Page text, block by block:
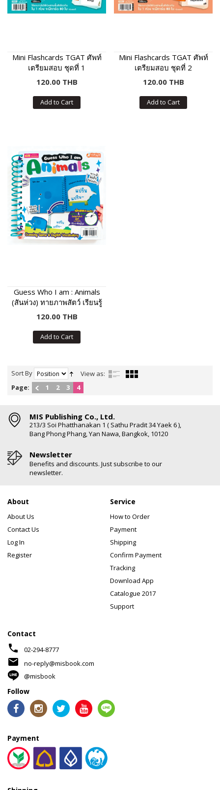
Mini Flashcards TGAT ศัพท์
เตรียมสอบ ชุดที่ 1
120.00 THB
Add to Cart
Mini Flashcards TGAT ศัพท์
เตรียมสอบ ชุดที่ 2
120.00 THB
Add to Cart
Guess Who I am : Animals
(สันห่วง) ทายภาพสัตว์ เรียนรู้
คำศัพท์และเสียงร้องของสัตว์
120.00 THB
Add to Cart
Sort By
View as:
Page:
1 2 3 4
MIS Publishing Co., Ltd.
213/3 Soi Phatthanakan 1 ( Sathu Pradit 34 Yaek 6 ),
Bang Phong Phang, Yan Nawa, Bangkok, 10120
Newsletter
Benefits and discounts. Just subscribe to our
newsletter.
About
About Us
Contact Us
Log In
Register
Service
How to Order
Payment
Shipping
Confirm Payment
Tracking
Download App
Catalogue 2017
Support
Contact
phone 02-294-8777
mail
no-reply@misbook.com
@misbook
Follow
Payment